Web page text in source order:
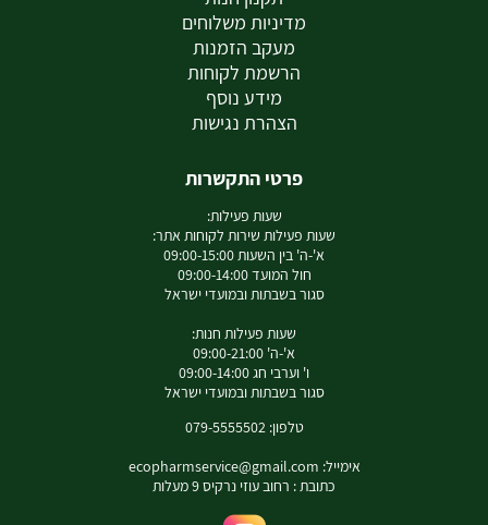
מדיניות משלוחים
מעקב הזמנות
הרשמת לקוחות
מידע נוסף
הצהרת נגישות
פרטי התקשרות
שעות פעילות:
שעות פעילות שירות לקוחות אתר:
א'-ה' בין השעות 09:00-15:00
חול המועד 09:00-14:00
סגור בשבתות ובמועדי ישראל
שעות פעילות חנות:
א'-ה' 09:00-21:00
ו' וערבי חג 09:00-14:00
סגור בשבתות ובמועדי ישראל
טלפון: 079-5555502
אימייל: ecopharmservice@gmail.com
כתובת : רחוב עוזי נרקיס 9 מעלות